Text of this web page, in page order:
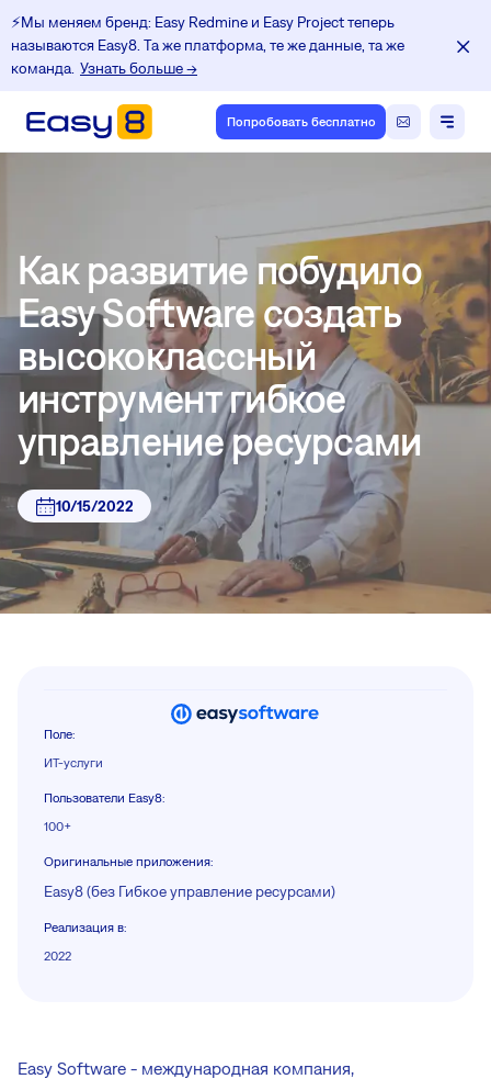
⚡️Мы меняем бренд: Easy Redmine и Easy Project теперь
называются Easy8. Та же платформа, те же данные, та же
команда. Узнать больше →
Попробовать бесплатно
Как развитие побудило
Easy Software создать
высококлассный
инструмент гибкое
управление ресурсами
10/15/2022
Поле:
ИТ-услуги
Пользователи Easy8:
100+
Оригинальные приложения:
Easy8 (без Гибкое управление ресурсами)
Реализация в:
2022
Easy Software - международная компания,